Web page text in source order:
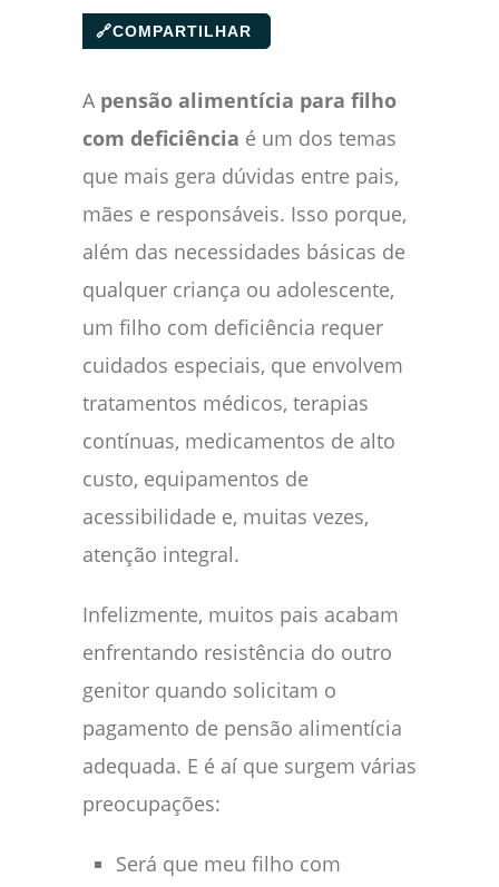
🔗COMPARTILHAR
A pensão alimentícia para filho
com deficiência é um dos temas
que mais gera dúvidas entre pais,
mães e responsáveis. Isso porque,
além das necessidades básicas de
qualquer criança ou adolescente,
um filho com deficiência requer
cuidados especiais, que envolvem
tratamentos médicos, terapias
contínuas, medicamentos de alto
custo, equipamentos de
acessibilidade e, muitas vezes,
atenção integral.
Infelizmente, muitos pais acabam
enfrentando resistência do outro
genitor quando solicitam o
pagamento de pensão alimentícia
adequada. E é aí que surgem várias
preocupações:
Será que meu filho com